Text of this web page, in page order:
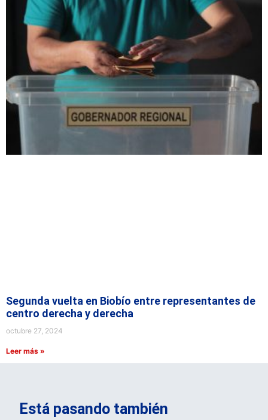
Segunda vuelta en Biobío entre representantes de
centro derecha y derecha
octubre 27, 2024
Leer más »
Está pasando también